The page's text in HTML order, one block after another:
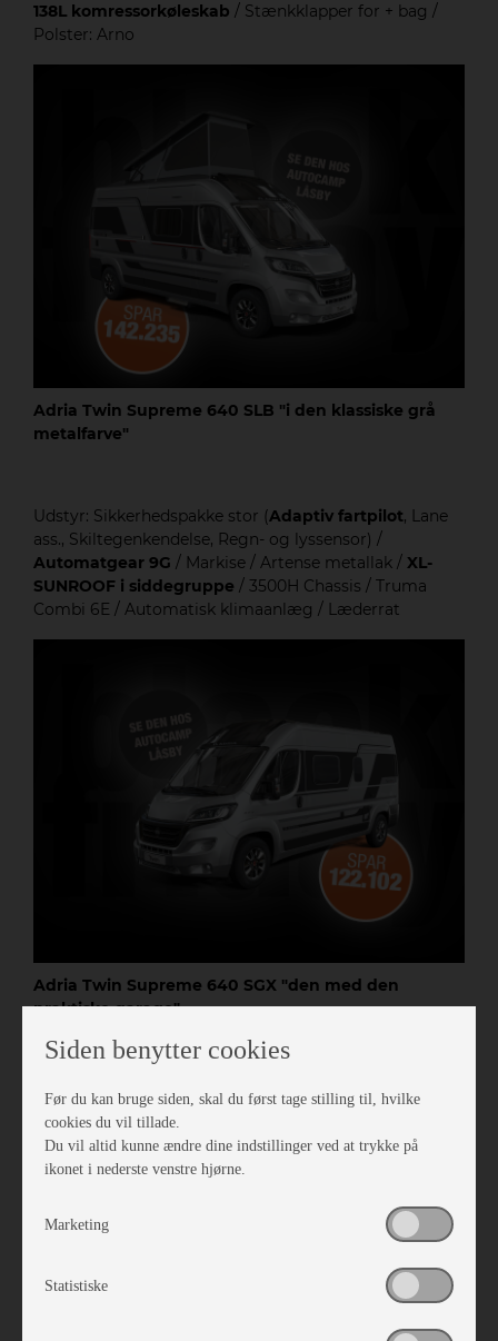
138L komressorkøleskab / Stænkklapper for + bag /
Polster: Arno
Adria Twin Supreme 640 SLB "i den klassiske grå
metalfarve"
Udstyr: Sikkerhedspakke stor (Adaptiv fartpilot, Lane
ass., Skiltegenkendelse, Regn- og lyssensor) /
Automatgear 9G / Markise / Artense metallak / XL-
SUNROOF i siddegruppe / 3500H Chassis / Truma
Combi 6E / Automatisk klimaanlæg / Læderrat
Adria Twin Supreme 640 SGX "den med den
praktiske garage"
SOLGT
Sikkerhedspakke stor ( Adaptiv fartpilot
, Lane ass.,
Skiltegenkendelse, Regn- og lyssensor) /Automatgear
9G / Markise / Elektrisk lukkehjælp på skydedør /
Alufælge / Solcelleanlæg / Opredning siddegruppe
Siden benytter cookies
Før du kan bruge siden, skal du først tage stilling til, hvilke
cookies du vil tillade.
Du vil altid kunne ændre dine indstillinger ved at trykke på
ikonet i nederste venstre hjørne.
Marketing
Statistiske